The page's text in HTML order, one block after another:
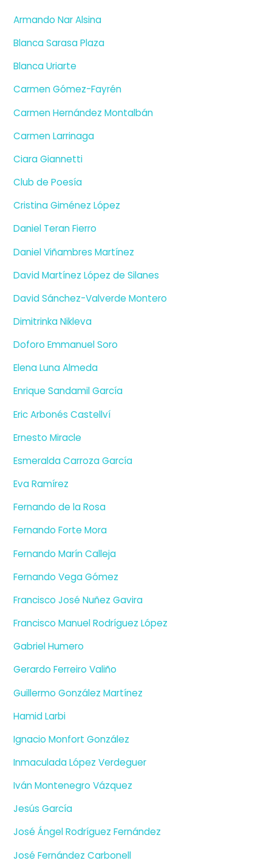
Armando Nar Alsina
Blanca Sarasa Plaza
Blanca Uriarte
Carmen Gómez-Fayrén
Carmen Hernández Montalbán
Carmen Larrinaga
Ciara Giannetti
Club de Poesía
Cristina Giménez López
Daniel Teran Fierro
Daniel Viñambres Martínez
David Martínez López de Silanes
David Sánchez-Valverde Montero
Dimitrinka Nikleva
Doforo Emmanuel Soro
Elena Luna Almeda
Enrique Sandamil García
Eric Arbonés Castellví
Ernesto Miracle
Esmeralda Carroza García
Eva Ramírez
Fernando de la Rosa
Fernando Forte Mora
Fernando Marín Calleja
Fernando Vega Gómez
Francisco José Nuñez Gavira
Francisco Manuel Rodríguez López
Gabriel Humero
Gerardo Ferreiro Valiño
Guillermo González Martínez
Hamid Larbi
Ignacio Monfort González
Inmaculada López Verdeguer
Iván Montenegro Vázquez
Jesús García
José Ángel Rodríguez Fernández
José Fernández Carbonell